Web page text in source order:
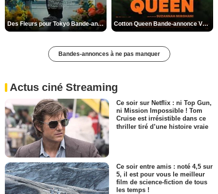
Des Fleurs pour Tokyo Bande-annonce VO STFR Cotton Queen Bande-annonce VO STFR
Bandes-annonces à ne pas manquer
Actus ciné Streaming
Ce soir sur Netflix : ni Top Gun,
ni Mission Impossible ! Tom
Cruise est irrésistible dans ce
thriller tiré d’une histoire vraie
Ce soir entre amis : noté 4,5 sur
5, il est pour vous le meilleur
film de science-fiction de tous
les temps !